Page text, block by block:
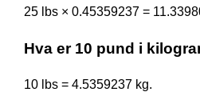
25 lbs × 0.45359237 =
Hva er 10 pund i
10 lbs = 4.5359237 kg.